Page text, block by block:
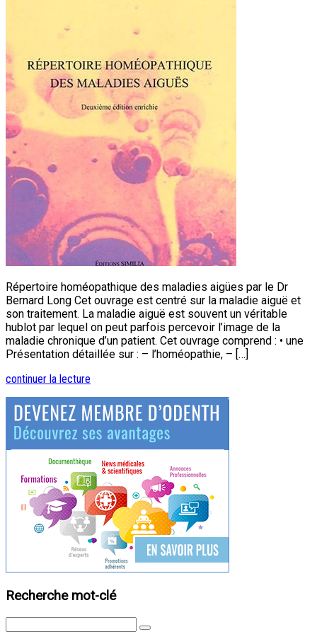
Répertoire homéopathique des maladies aigües par le Dr
Bernard Long Cet ouvrage est centré sur la maladie aiguë et
son traitement. La maladie aiguë est souvent un véritable
hublot par lequel on peut parfois percevoir l’image de la
maladie chronique d’un patient. Cet ouvrage comprend : • une
Présentation détaillée sur : – l’homéopathie, – […]
continuer la lecture
Recherche mot-clé